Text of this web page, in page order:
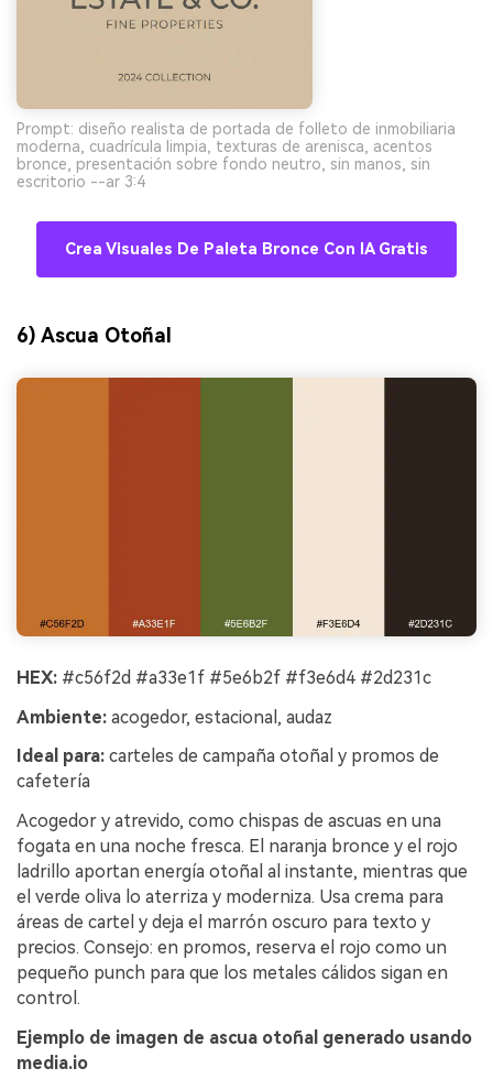
Prompt: diseño realista de portada de folleto de inmobiliaria
moderna, cuadrícula limpia, texturas de arenisca, acentos
bronce, presentación sobre fondo neutro, sin manos, sin
escritorio --ar 3:4
Crea Visuales De Paleta Bronce Con IA Gratis
6) Ascua Otoñal
HEX: #c56f2d #a33e1f #5e6b2f #f3e6d4 #2d231c
Ambiente: acogedor, estacional, audaz
Ideal para: carteles de campaña otoñal y promos de
cafetería
Acogedor y atrevido, como chispas de ascuas en una
fogata en una noche fresca. El naranja bronce y el rojo
ladrillo aportan energía otoñal al instante, mientras que
el verde oliva lo aterriza y moderniza. Usa crema para
áreas de cartel y deja el marrón oscuro para texto y
precios. Consejo: en promos, reserva el rojo como un
pequeño punch para que los metales cálidos sigan en
control.
Ejemplo de imagen de ascua otoñal generado usando
media.io